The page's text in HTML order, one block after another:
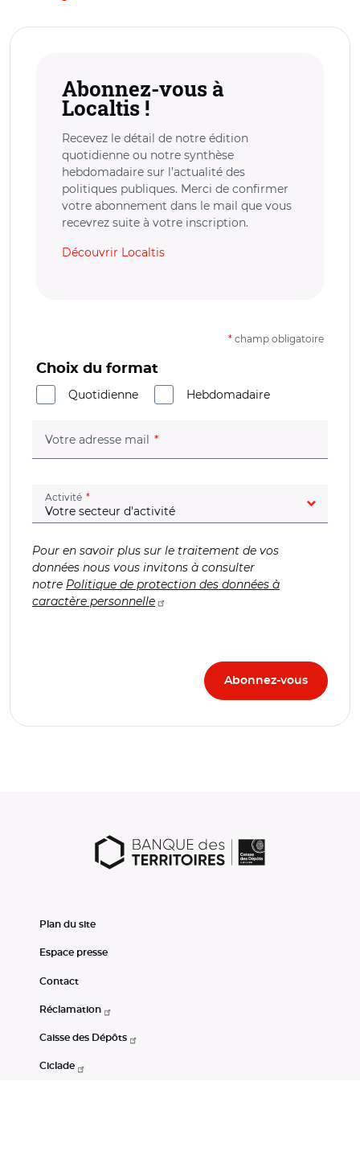
Abonnez-vous à
Localtis !
Recevez le détail de notre édition
quotidienne ou notre synthèse
hebdomadaire sur l’actualité des
politiques publiques. Merci de confirmer
votre abonnement dans le mail que vous
recevrez suite à votre inscription.
Découvrir Localtis
* champ obligatoire
Choix du format
Quotidienne
Hebdomadaire
Votre adresse mail (champ obligatoire)
Activité (champ obligatoire)
Pour en savoir plus sur le traitement de vos
données nous vous invitons à consulter
notre Politique de protection des données à
caractère personnelle
Plan du site
Espace presse
Contact
Réclamation
Caisse des Dépôts
Ciclade